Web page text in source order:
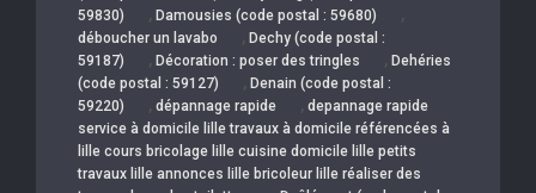
59830)
, Damousies (code postal : 59680) ,
déboucher un lavabo , Dechy (code postal :
59187)
, Décoration : poser des tringles , Dehéries
(code postal : 59127)
, Denain (code postal :
59220)
, dépannage rapide , depannage rapide
service à domicile lille travaux à domicile référencées à
lille cours bricolage lille cuisine domicile lille petits
travaux lille annonces lille bricoleur lille réaliser des